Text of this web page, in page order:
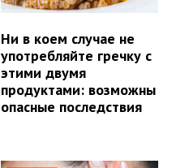
Ни в коем случае не
употребляйте гречку с
этими двумя
продуктами: возможны
опасные последствия